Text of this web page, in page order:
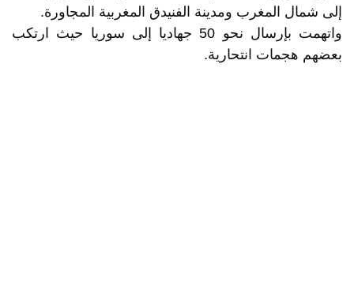
إلى شمال المغرب ومدينة الفنيدق المغربية المجاورة.
واتهمت بإرسال نحو 50 جهاديا إلى سوريا حيث ارتكب
بعضهم هجمات انتحارية.